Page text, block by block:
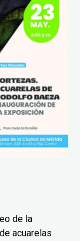
de la
acuarelas